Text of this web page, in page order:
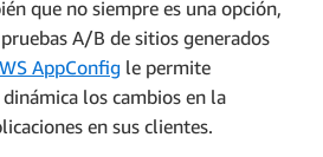
que no siempre es una opción,
A/B de sitios generados
AppConfig le permite
los cambios en la
en sus clientes.